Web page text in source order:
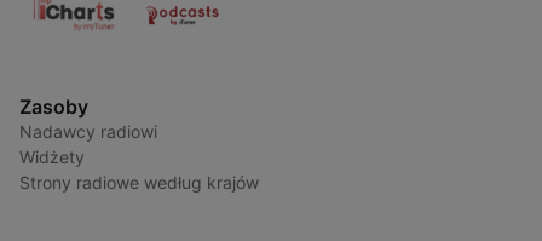
Zasoby
Nadawcy radiowi
Widżety
Strony radiowe według krajów